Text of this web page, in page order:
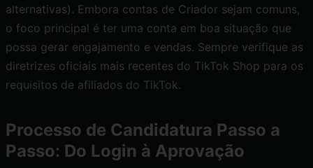
alternativas). Embora contas de Criador sejam comuns,
o foco principal é ter uma conta em boa situação que
possa gerar engajamento e vendas. Sempre verifique as
diretrizes oficiais mais recentes do TikTok Shop para os
requisitos de afiliados do TikTok.
Processo de Candidatura Passo a
Passo: Do Login à Aprovação